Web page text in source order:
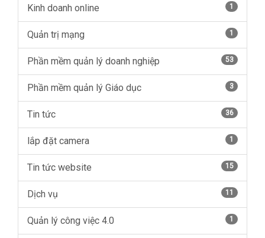
Kinh doanh online 1
Quản trị mạng 1
Phần mềm quản lý doanh nghiệp 53
Phần mềm quản lý Giáo dục 3
Tin tức 36
lắp đặt camera 1
Tin tức website 15
Dịch vụ 11
Quản lý công việc 4.0 1